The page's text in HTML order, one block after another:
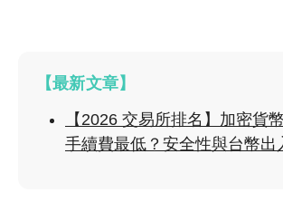
【最新文章】
【2026 交易所排名】加密貨
手續費最低？安全性與台幣出